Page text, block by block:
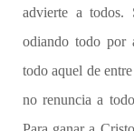
advierte a todos.
odiando todo por
todo aquel de
no renuncia a